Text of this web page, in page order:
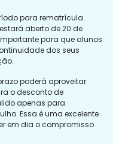
para rematrícula
aberto de 20 de
para que alunos
dos seus
poderá aproveitar
o desconto de
apenas para
Essa é uma excelente
em dia o compromisso